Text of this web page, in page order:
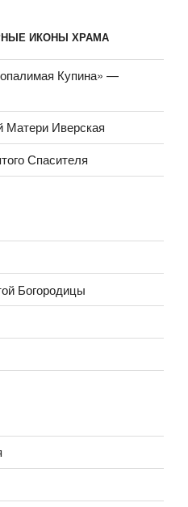
ИКОНЫ ХРАМА
Купина» —
Матери Иверская
Спасителя
Богородицы